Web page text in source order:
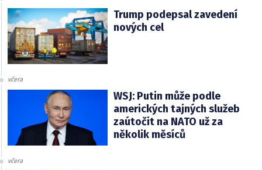
Trump podepsal zavedení
nových cel
včera
WSJ: Putin může podle
amerických tajných služeb
zaútočit na NATO už za
několik měsíců
včera